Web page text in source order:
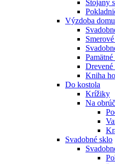
Stojany
Výzdoba
Drevené
Kniha
Do kostola
Krížiky
Na
Svadobné sklo